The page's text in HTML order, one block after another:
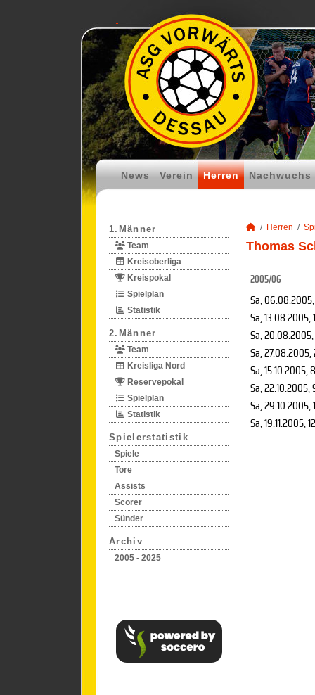
News Verein Herren Nachwuchs
1.Männer
Team
Kreisoberliga
Kreispokal
Spielplan
Statistik
2.Männer
Team
Kreisliga Nord
Reservepokal
Spielplan
Statistik
Spielerstatistik
Spiele
Tore
Assists
Scorer
Sünder
Archiv
2005 - 2025
Herren
Thomas
2005/06
Sa, 06.08.2005
Sa, 13.08.2005,
Sa, 20.08.2005
Sa, 27.08.2005,
Sa, 15.10.2005,
Sa, 22.10.2005,
Sa, 29.10.2005,
Sa, 19.11.2005,